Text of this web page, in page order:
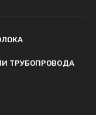
ТРУБОПРОВОДА